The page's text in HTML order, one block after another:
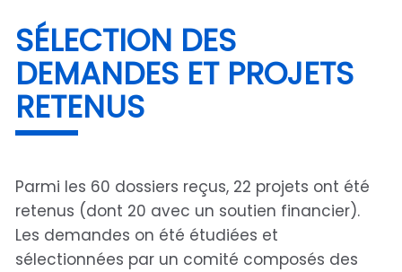
SÉLECTION DES
DEMANDES ET PROJETS
RETENUS
Parmi les 60 dossiers reçus, 22 projets ont été
retenus (dont 20 avec un soutien financier).
Les demandes on été étudiées et
sélectionnées par un comité composés des